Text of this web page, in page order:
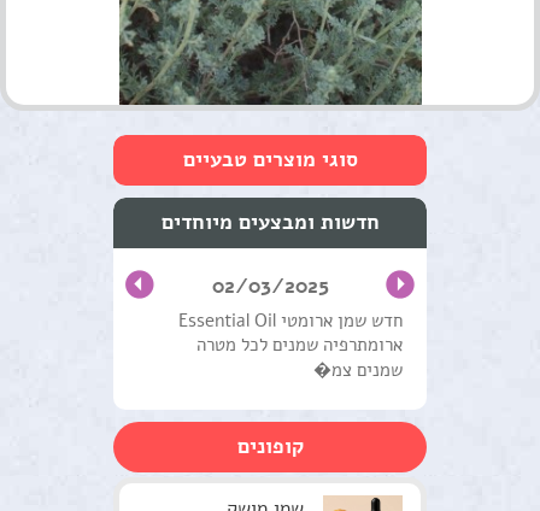
סוגי מוצרים טבעיים
טיפול וטיפוח השיער
מוצרים טבעים כללי
ערכות טיפוליות
סדנאות וקורסים
חדשות ומבצעים מיוחדים
02/03/2025
חדש שמן ארומטי Essential Oil
ארומתרפיה שמנים לכל מטרה
שמנים צמ�
קופונים